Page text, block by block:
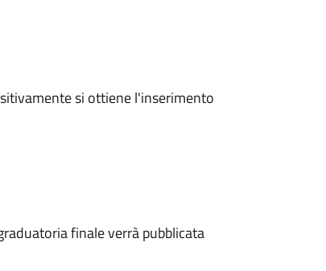
si ottiene l'inserimento
finale verrà pubblicata